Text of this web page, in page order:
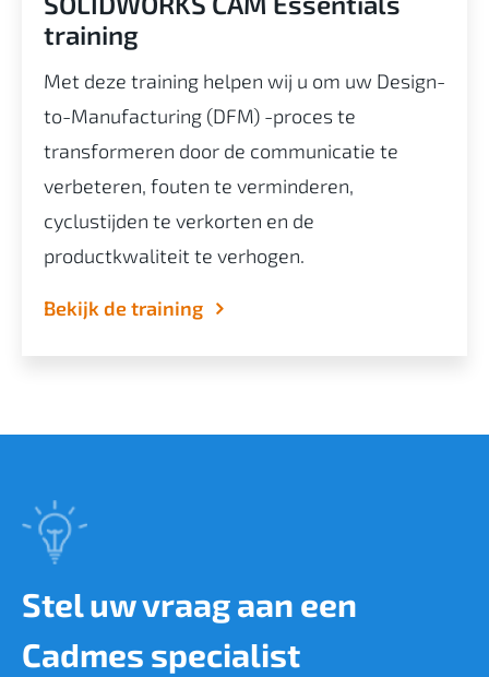
training
Met deze training helpen wij u om uw Design-
to-Manufacturing (DFM) -proces te
transformeren door de communicatie te
verbeteren, fouten te verminderen,
cyclustijden te verkorten en de
productkwaliteit te verhogen.
Bekijk de training
Stel uw vraag aan een
Cadmes specialist